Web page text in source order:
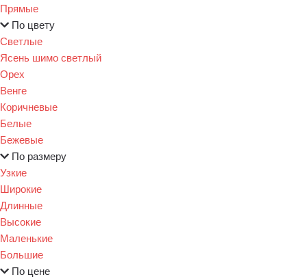
Прямые
По цвету
Светлые
Ясень шимо светлый
Орех
Венге
Коричневые
Белые
Бежевые
По размеру
Узкие
Широкие
Длинные
Высокие
Маленькие
Большие
По цене